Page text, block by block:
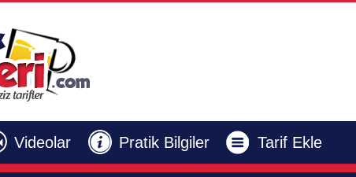
Videolar Pratik Bilgiler Tarif Ekle